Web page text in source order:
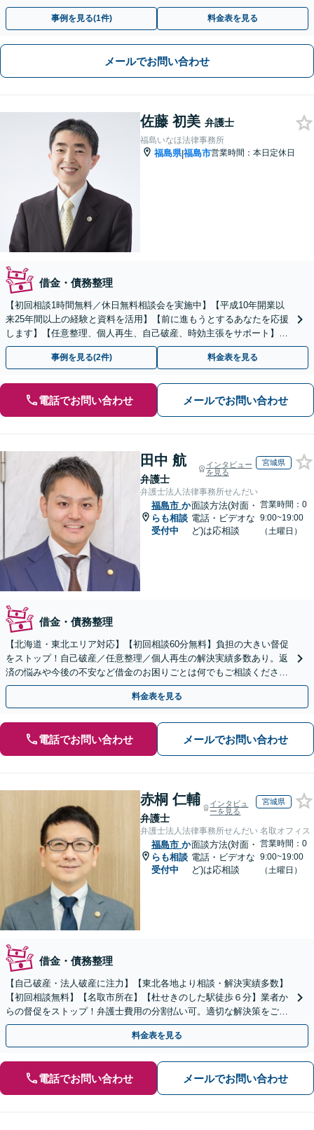
回相談無料】【LINE可】
事例を見る(1件) 料金表を見る
メールでお問い合わせ
佐藤 初美 弁護士
福島いなほ法律事務所
福島県|福島市営業時間：本日定休日
借金・債務整理
【初回相談1時間無料／休日無料相談会を実施中】【平成10年開業以
来25年間以上の経験と資料を活用】【前に進もうとするあなたを応援
します】【任意整理、個人再生、自己破産、時効主張をサポート】
【地元弁護士ならではのリーズナブルな料金】
事例を見る(2件) 料金表を見る
電話でお問い合わせ メールでお問い合わせ
田中 航
弁護士
インタビュー
を見る
宮城県
弁護士法人法律事務所せんだい
福島市 か
らも相談
受付中
面談方法(対面・
電話・ビデオな
ど)は応相談
営業時間：0
9:00~19:00
（土曜日）
借金・債務整理
【北海道・東北エリア対応】【初回相談60分無料】負担の大きい督促
をストップ！自己破産／任意整理／個人再生の解決実績多数あり。返
済の悩みや今後の不安など借金のお困りごとは何でもご相談くださ
い。依頼者さまにとって最善の解決をご提案【土曜も営業】
料金表を見る
電話でお問い合わせ メールでお問い合わせ
赤桐 仁輔
弁護士
インタビュ
ーを見る
宮城県
弁護士法人法律事務所せんだい 名取オフィス
福島市 か
らも相談
受付中
面談方法(対面・
電話・ビデオな
ど)は応相談
営業時間：0
9:00~19:00
（土曜日）
借金・債務整理
【自己破産・法人破産に注力】【東北各地より相談・解決実績多数】
【初回相談無料】【名取市所在】【杜せきのした駅徒歩６分】業者か
らの督促をストップ！弁護士費用の分割払い可。適切な解決策をご提
案します【土曜相談可】【駐車場完備】【完全個室】
料金表を見る
電話でお問い合わせ メールでお問い合わせ